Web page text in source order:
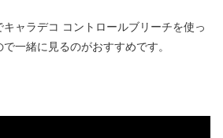
ャラデコ コントロールブリーチを使っ
一緒に見るのがおすすめです。